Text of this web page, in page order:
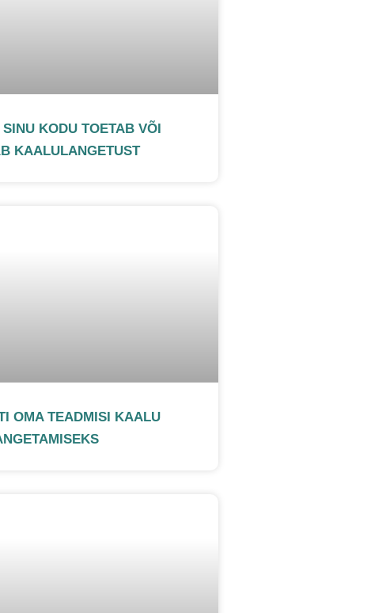
KODU TOETAB VÕI
KAALULANGETUST
OMA TEADMISI KAALU